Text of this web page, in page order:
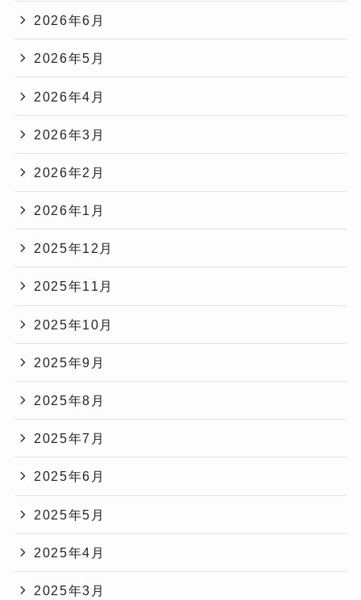
2026年6月
2026年5月
2026年4月
2026年3月
2026年2月
2026年1月
2025年12月
2025年11月
2025年10月
2025年9月
2025年8月
2025年7月
2025年6月
2025年5月
2025年4月
2025年3月